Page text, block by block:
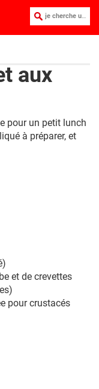
je cherche une recette :
aux
pour un petit lunch
à préparer, et
et de crevettes
pour crustacés